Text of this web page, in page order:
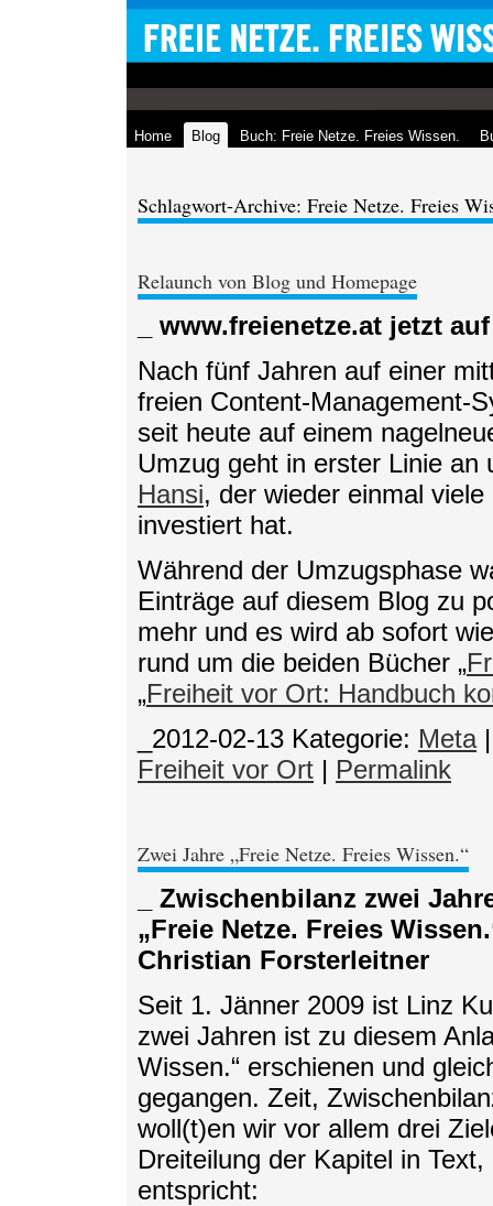
Home Blog Buch: Freie Netze. Freies Wissen.
Schlagwort-Archive: Freie Netze. Freies
Relaunch von Blog und Homepage
_ www.freienetze.at jetzt
Nach fünf Jahren auf einer
freien Content-Management-
seit heute auf einem
Umzug geht in erster Linie
Hansi, der wieder einmal
investiert hat.
Während der Umzugsphase
Einträge auf diesem Blog zu
mehr und es wird ab sofort
rund um die beiden Bücher „
„Freiheit vor Ort: Handbuch
_2012-02-13 Kategorie: Meta|
Freiheit vor Ort | Permalink
Zwei Jahre „Freie Netze. Freies Wissen.“
_ Zwischenbilanz zwei
„Freie Netze. Freies
Christian Forsterleitner
Seit 1. Jänner 2009 ist Linz
zwei Jahren ist zu diesem
Wissen.“ erschienen und
gegangen. Zeit,
woll(t)en wir vor allem drei
Dreiteilung der Kapitel in
entspricht: